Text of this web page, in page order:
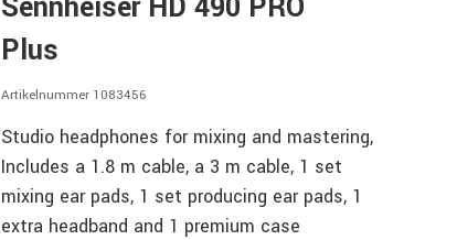
Plus
Artikelnummer 1083456
Studio headphones for mixing and mastering,
Includes a 1.8 m cable, a 3 m cable, 1 set
mixing ear pads, 1 set producing ear pads, 1
extra headband and 1 premium case